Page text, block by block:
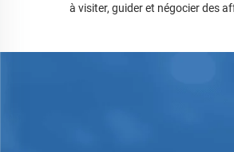
à visiter, guider et négocier des